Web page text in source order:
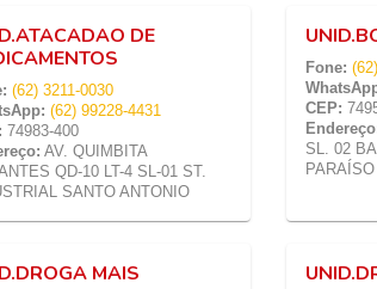
DE
(62) 3211-0030
(62) 99228-4431
74983-400
AV. QUIMBITA
QD-10 LT-4 SL-01 ST.
SANTO ANTONIO
Fone:
CEP:
SL. 02
PARAÍSO
MAIS